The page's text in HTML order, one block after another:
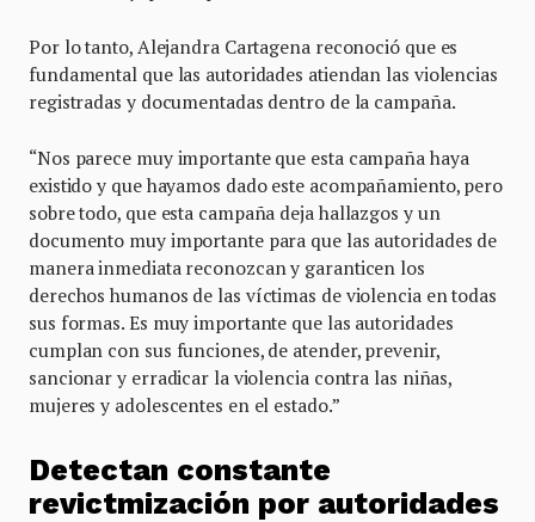
Por lo tanto, Alejandra Cartagena reconoció que es
fundamental que las autoridades atiendan las violencias
registradas y documentadas dentro de la campaña.
“Nos parece muy importante que esta campaña haya
existido y que hayamos dado este acompañamiento, pero
sobre todo, que esta campaña deja hallazgos y un
documento muy importante para que las autoridades de
manera inmediata reconozcan y garanticen los
derechos humanos de las víctimas de violencia en todas
sus formas. Es muy importante que las autoridades
cumplan con sus funciones, de atender, prevenir,
sancionar y erradicar la violencia contra las niñas,
mujeres y adolescentes en el estado.”
Detectan constante
revictmización por autoridades